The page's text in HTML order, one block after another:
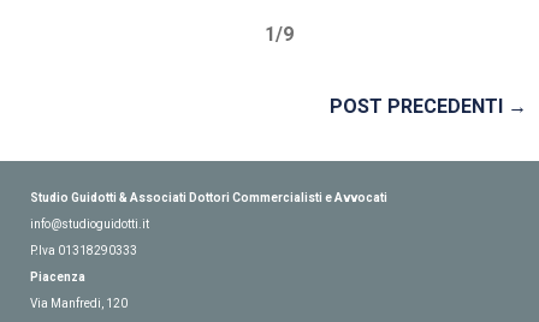
1/9
POST PRECEDENTI
Studio Guidotti & Associati Dottori Commercialisti e Avvocati
info@studioguidotti.it
P.Iva 01318290333
Piacenza
Via Manfredi, 120